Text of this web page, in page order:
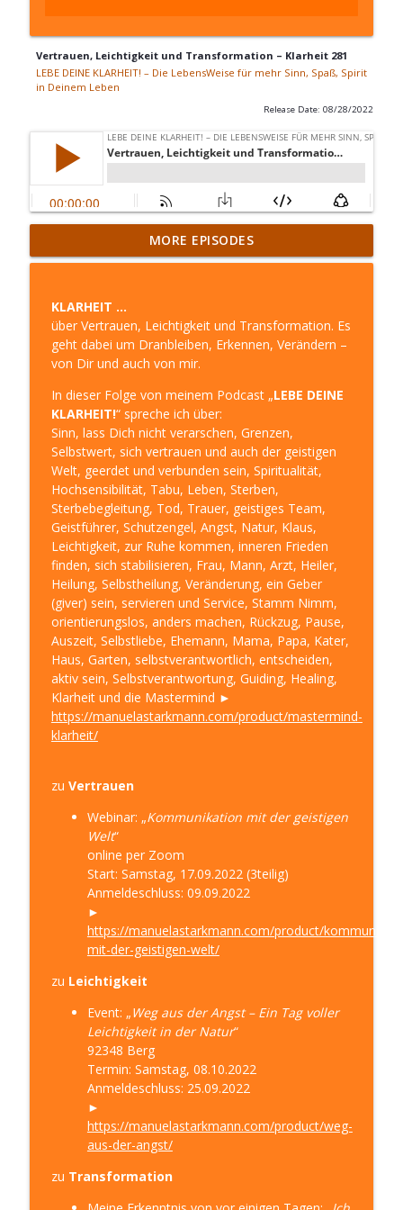
Vertrauen, Leichtigkeit und Transformation – Klarheit 281
LEBE DEINE KLARHEIT! – Die LebensWeise für mehr Sinn, Spaß, Spirit
in Deinem Leben
Release Date: 08/28/2022
Ende … Ich bin dann mal weg – Klarheit
310
info_outline
Das Leben einfacher meistern mit den
weltlichen Ratgebern und den geistigen
Helfern – Klarheit 309
LEBE DEINE KLARHEIT! – Die LebensWeise für mehr
Sinn, Spaß, Spirit in Deinem Leben
DIE-Innere-Ratgeber-ERKENNTNIS -
einfach leben – Klarheit 308
LEBE DEINE KLARHEIT! – Die LebensWeise für mehr
Sinn, Spaß, Spirit in Deinem Leben
55. Geburtstag - Einblick, Rückblick,
Ausblick – Klarheit 307
LEBE DEINE KLARHEIT! – Die LebensWeise für mehr
Sinn, Spaß, Spirit in Deinem Leben
Auf eine Tasse Tee: mit CLEMENS KUBY -
über Selbstheilung, Veränderung und
Reinkarnation – Klarheit 306
LEBE DEINE KLARHEIT! – Die LebensWeise für mehr
Sinn, Spaß, Spirit in Deinem Leben
LEBE DEINE KLARHEIT! – Die LebensWeise für mehr
Einblick in Heiler und Medium sein –
Klarheit 304
LEBE DEINE KLARHEIT! – Die LebensWeise für mehr
Sinn, Spaß, Spirit in Deinem Leben
Hochsensibel und in der Isolation –
Klarheit 303
LEBE DEINE KLARHEIT! – Die LebensWeise für mehr
Hochsensibel? Warum Du so nicht
glücklich wirst! – Klarheit 302
LEBE DEINE KLARHEIT! – Die LebensWeise für mehr
Sinn, Spaß, Spirit in Deinem Leben
Neues Jahr, neues Glück – Klarheit 301
LEBE DEINE KLARHEIT! – Die LebensWeise für mehr
MORE EPISODES
KLARHEIT …
über Vertrauen, Leichtigkeit und Transformation. Es
geht dabei um Dranbleiben, Erkennen, Verändern –
von Dir und auch von mir.
In dieser Folge von meinem Podcast „LEBE DEINE
KLARHEIT!“ spreche ich über:
Sinn, lass Dich nicht verarschen, Grenzen,
Selbstwert, sich vertrauen und auch der geistigen
Welt, geerdet und verbunden sein, Spiritualität,
Hochsensibilität, Tabu, Leben, Sterben,
Sterbebegleitung, Tod, Trauer, geistiges Team,
Geistführer, Schutzengel, Angst, Natur, Klaus,
Leichtigkeit, zur Ruhe kommen, inneren Frieden
finden, sich stabilisieren, Frau, Mann, Arzt, Heiler,
Heilung, Selbstheilung, Veränderung, ein Geber
(giver) sein, servieren und Service, Stamm Nimm,
orientierungslos, anders machen, Rückzug, Pause,
Auszeit, Selbstliebe, Ehemann, Mama, Papa, Kater,
Haus, Garten, selbstverantwortlich, entscheiden,
aktiv sein, Selbstverantwortung, Guiding, Healing,
Klarheit und die Mastermind ►
https://manuelastarkmann.com/product/mastermind-
klarheit/
zu Vertrauen
Webinar: „Kommunikation mit der geistigen
Welt“
online per Zoom
Start: Samstag, 17.09.2022 (3teilig)
Anmeldeschluss: 09.09.2022
►
https://manuelastarkmann.com/product/
mit-der-geistigen-welt/
zu Leichtigkeit
Event: „Weg aus der Angst – Ein Tag voller
Leichtigkeit in der Natur“
92348 Berg
Termin: Samstag, 08.10.2022
Anmeldeschluss: 25.09.2022
►
https://manuelastarkmann.com/product/weg-
aus-der-angst/
zu Transformation